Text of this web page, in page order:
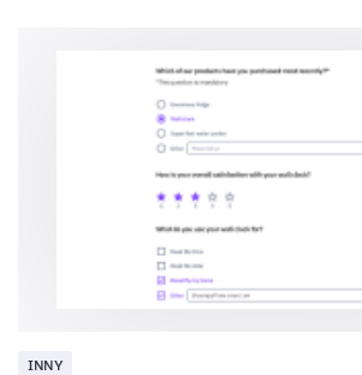
Male
How old are you?
What is your professional status?
INNY